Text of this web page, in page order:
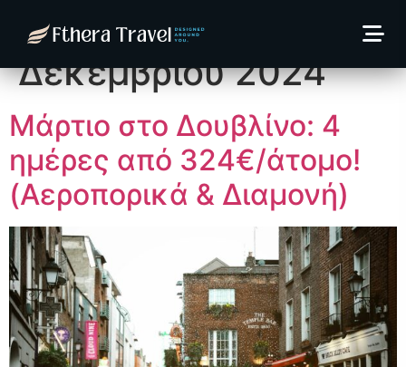
Ημέρα:17
Δεκεμβρίου 2024
Μάρτιο στο Δουβλίνο: 4
ημέρες από 324€/άτομο!
(Αεροπορικά & Διαμονή)